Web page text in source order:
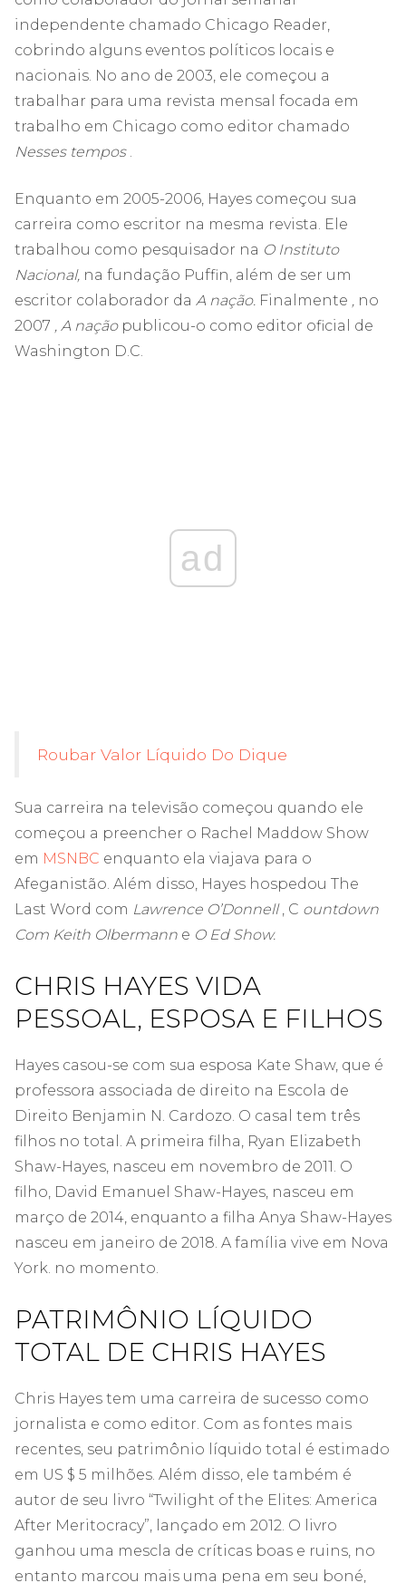
independente chamado Chicago Reader,
cobrindo alguns eventos políticos locais e
nacionais. No ano de 2003, ele começou a
trabalhar para uma revista mensal focada em
trabalho em Chicago como editor chamado
Nesses tempos.
Enquanto em 2005-2006, Hayes começou sua
carreira como escritor na mesma revista. Ele
trabalhou como pesquisador na O Instituto
Nacional, na fundação Puffin, além de ser um
escritor colaborador da A nação. Finalmente
no
2007
, A naçãopublicou-o como editor oficial de
Washington D.C.
ad
Roubar Valor Líquido Do Dique
Sua carreira na televisão começou quando ele
começou a preencher o Rachel Maddow Show
em MSNBC enquanto ela viajava para o
Afeganistão. Além disso, Hayes hospedou The
Last Word com Lawrence O’Donnell, C ountdown
Com Keith Olbermann e O Ed Show.
CHRIS HAYES VIDA
PESSOAL, ESPOSA E FILHOS
Hayes casou-se com sua esposa Kate Shaw, que é
professora associada de direito na Escola de
Direito Benjamin N. Cardozo. O casal tem três
filhos no total. A primeira filha, Ryan Elizabeth
Shaw-Hayes, nasceu em novembro de 2011. O
filho, David Emanuel Shaw-Hayes, nasceu em
março de 2014, enquanto a filha Anya Shaw-Hayes
nasceu em janeiro de 2018. A família vive em Nova
York. no momento.
PATRIMÔNIO LÍQUIDO
TOTAL DE CHRIS HAYES
Chris Hayes tem uma carreira de sucesso como
jornalista e como editor. Com as fontes mais
recentes, seu patrimônio líquido total é estimado
em US $ 5 milhões. Além disso, ele também é
autor de seu livro “Twilight of the Elites: America
After Meritocracy”, lançado em 2012. O livro
ganhou uma mescla de críticas boas e ruins, no
entanto marcou mais uma pena em seu boné,